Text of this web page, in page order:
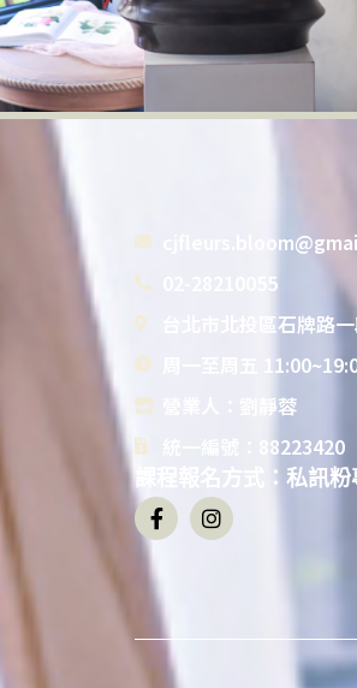
02-28210055
台北市北投區石牌路
周一至周五
營業人：劉靜蓉
統一編號：88223420
課程報名方式：私訊